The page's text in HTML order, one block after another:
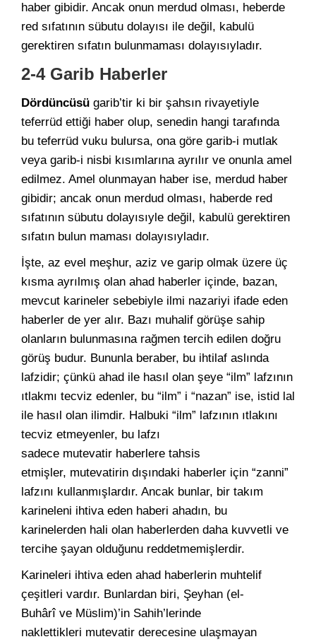
haber gibidir. Ancak onun merdud olması, heberde
red sıfatının sübutu dolayısı ile değil, kabulü
gerektiren sıfatın bulunmaması dolayısıyladır.
2-4 Garib Haberler
Dördüncüsü garib’tir ki bir şahsın rivayetiyle
teferrüd ettiği haber olup, senedin hangi tarafında
bu teferrüd vuku bulursa, ona göre garib-i mutlak
veya garib-i nisbi kısımlarına ayrılır ve onunla amel
edilmez. Amel olunmayan haber ise, merdud haber
gibidir; ancak onun merdud olması, haberde red
sıfatının sübutu dolayısıyle değil, kabulü gerektiren
sıfatın bulun maması dolayısıyladır.
İşte, az evel meşhur, aziz ve garip olmak üzere üç
kısma ayrılmış olan ahad haberler içinde, bazan,
mevcut karineler sebebiyle ilmi nazariyi ifade eden
haberler de yer alır. Bazı muhalif görüşe sahip
olanların bulunmasına rağmen tercih edilen doğru
görüş budur. Bununla beraber, bu ihtilaf aslında
lafzidir; çünkü ahad ile hasıl olan şeye “ilm” lafzının
ıtlakmı tecviz edenler, bu “ilm” i “nazan” ise, istid lal
ile hasıl olan ilimdir. Halbuki “ilm” lafzının ıtlakını
tecviz etmeyenler, bu lafzı
sadece mutevatir haberlere tahsis
etmişler, mutevatirin dışındaki haberler için “zanni”
lafzını kullanmışlardır. Ancak bunlar, bir takım
karineleni ihtiva eden haberi ahadın, bu
karinelerden hali olan haberlerden daha kuvvetli ve
tercihe şayan olduğunu reddetmemişlerdir.
Karineleri ihtiva eden ahad haberlerin muhtelif
çeşitleri vardır. Bunlardan biri, Şeyhan (el-
Buhârî ve Müslim)’in Sahih’lerinde
naklettikleri mutevatir derecesine ulaşmayan